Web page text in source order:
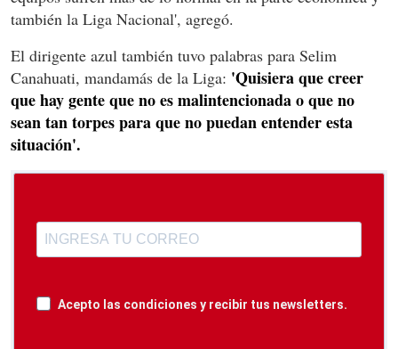
también la Liga Nacional', agregó.
El dirigente azul también tuvo palabras para Selim
Canahuati, mandamás de la Liga: 'Quisiera que creer
que hay gente que no es malintencionada o que no
sean tan torpes para que no puedan entender esta
situación'.
Acepto las condiciones y recibir tus newsletters.